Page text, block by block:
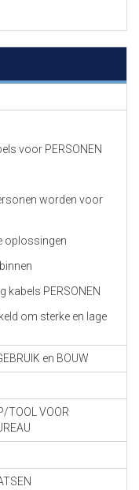
voor PERSONEN
worden voor
oplossingen
kabels PERSONEN
om sterke en lage
en BOUW
TOOL VOOR